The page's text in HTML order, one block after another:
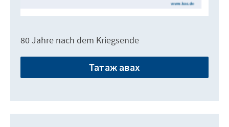
80 Jahre nach dem Kriegsende
Татаж авах